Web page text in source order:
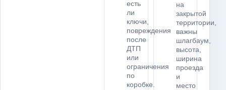
есть
ли
ключи,
повреждения
после
ДТП
или
ограничения
по
коробке.
на
закрытой
территории,
важны
шлагбаум,
высота,
ширина
проезда
и
место